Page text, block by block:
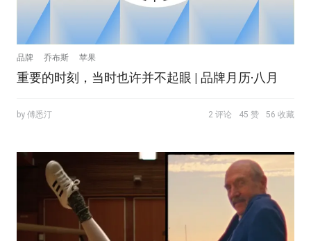
品牌 乔布斯 苹果
重要的时刻，当时也许并不起眼 | 品牌月历·八月
by 傅悉汀 2 评论 45 赞 56 收藏